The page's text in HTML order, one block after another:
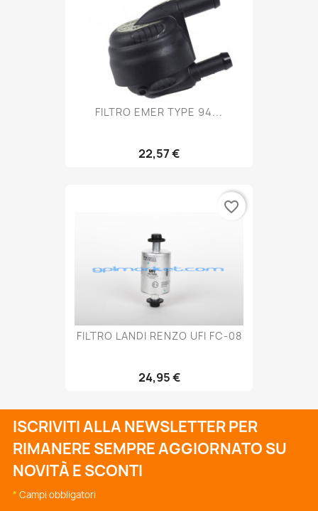
FILTRO EMER TYPE 94...
22,57 €
FILTRO LANDI RENZO UFI FC-08
24,95 €
favorite_border
ISCRIVITI ALLA NEWSLETTER PER
RIMANERE SEMPRE AGGIORNATO SU
NOVITÀ E SCONTI
* Campi obbligatori